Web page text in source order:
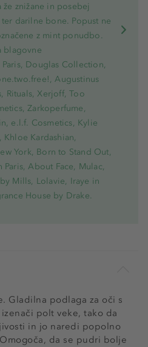
že znižane in posebej
darilne bone. Popust ne
z mint ponudbo.
blagovne
Paris, Douglas Collection,
Augustinus
Rituals, Xerjoff, Too
Zarkoperfume,
e.l.f. Cosmetics, Kylie
Khloe Kardashian,
York, Born to Stand Out,
About Face, Mulac,
Mills, Lolavie, Iraye in
House by Drake.
Gladilna podlaga za oči s
polt veke, tako da
in jo naredi popolno
da se pudri bolje